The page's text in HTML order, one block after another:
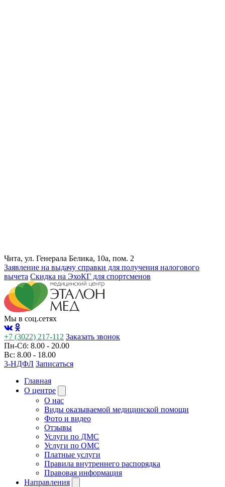
Чита, ул. Генерала Белика, 10а, пом. 2
Заявление на выдачу справки для получения налогового
вычета Cкидка на ЭхоКГ для спортсменов
Мы в соц.сетях
+7 (3022) 217-112 Заказать звонок
Пн-Сб: 8.00 - 20.00
Вс: 8.00 - 18.00
3-НДФЛ Записаться
Главная
О центре
О нас
Виды оказываемой медицинской помощи
Фото и видео
Отзывы
Услуги по ДМС
Услуги по ОМС
Платные услуги
Правила внутреннего распорядка
Правовая информация
Направления